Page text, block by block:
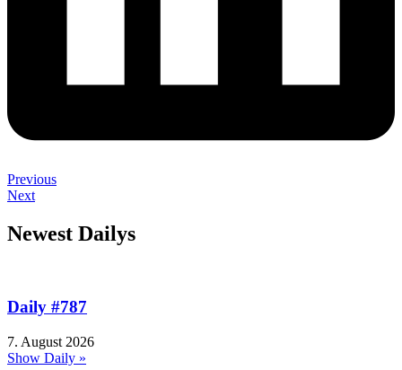
Previous
Next
Newest Dailys
Daily #787
7. August 2026
Show Daily »